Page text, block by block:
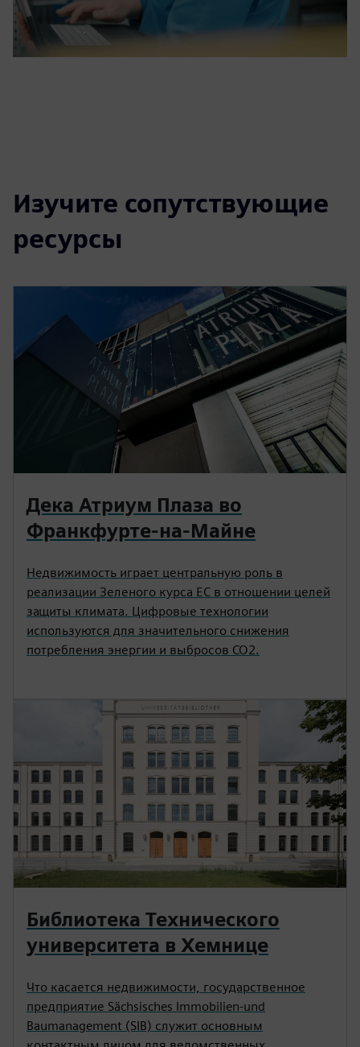
Изучите сопутствующие
ресурсы
Дека Атриум Плаза во
Франкфурте-на-Майне
Недвижимость играет центральную роль в
реализации Зеленого курса ЕС в отношении целей
защиты климата. Цифровые технологии
используются для значительного снижения
потребления энергии и выбросов CO2.
Библиотека Технического
университета в Хемнице
Что касается недвижимости, государственное
предприятие Sächsisches Immobilien-und
Baumanagement (SIB) служит основным